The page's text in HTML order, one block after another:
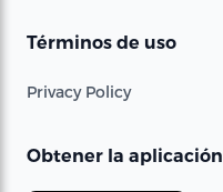
Términos de uso
Privacy Policy
Obtener la aplicación